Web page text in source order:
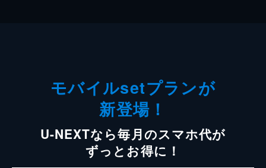
モバイルsetプランが
新登場！
U-NEXTなら毎月のスマホ代が
ずっとお得に！